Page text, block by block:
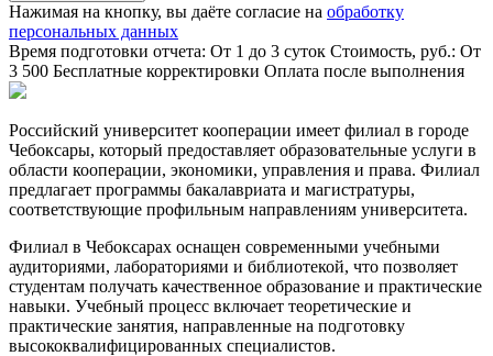
Нажимая на кнопку, вы даёте согласие на обработку
персональных данных
Время подготовки отчета: От 1 до 3 суток Стоимость, руб.: От
3 500 Бесплатные корректировки Оплата после выполнения
Российский университет кооперации имеет филиал в городе
Чебоксары, который предоставляет образовательные услуги в
области кооперации, экономики, управления и права. Филиал
предлагает программы бакалавриата и магистратуры,
соответствующие профильным направлениям университета.
Филиал в Чебоксарах оснащен современными учебными
аудиториями, лабораториями и библиотекой, что позволяет
студентам получать качественное образование и практические
навыки. Учебный процесс включает теоретические и
практические занятия, направленные на подготовку
высококвалифицированных специалистов.